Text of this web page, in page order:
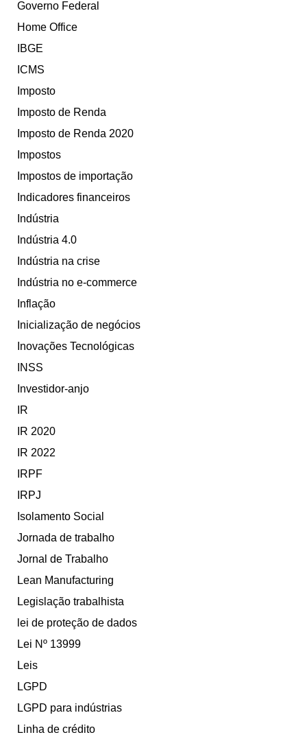
Governo Federal
Home Office
IBGE
ICMS
Imposto
Imposto de Renda
Imposto de Renda 2020
Impostos
Impostos de importação
Indicadores financeiros
Indústria
Indústria 4.0
Indústria na crise
Indústria no e-commerce
Inflação
Inicialização de negócios
Inovações Tecnológicas
INSS
Investidor-anjo
IR
IR 2020
IR 2022
IRPF
IRPJ
Isolamento Social
Jornada de trabalho
Jornal de Trabalho
Lean Manufacturing
Legislação trabalhista
lei de proteção de dados
Lei Nº 13999
Leis
LGPD
LGPD para indústrias
Linha de crédito